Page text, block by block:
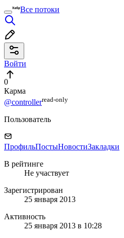
Все потоки
Войти
0
Карма
@controllerread⁠-⁠only
Пользователь
ПрофильПостыНовостиЗакладки
В рейтинге
Не участвует
Зарегистрирован
25 января 2013
Активность
25 января 2013 в 10:28